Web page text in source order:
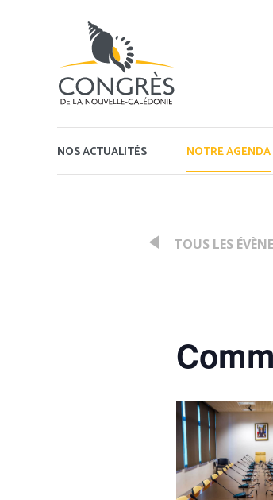
NOS ACTUALITÉS NOTRE AGENDA
TOUS LES